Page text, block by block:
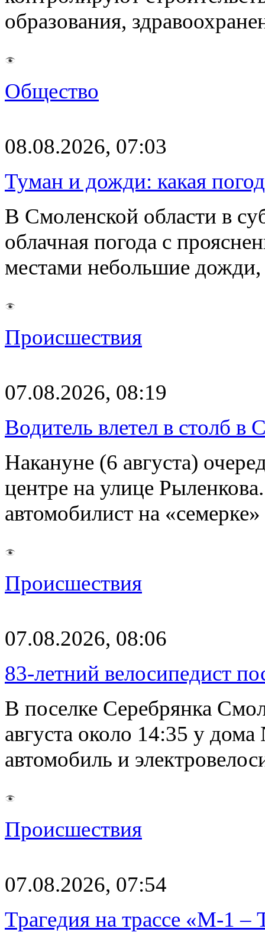
образования,
Общество
08.08.2026, 07:03
Туман и дожди: какая
В Смоленской области в
облачная погода с
местами небольшие
Происшествия
07.08.2026, 08:19
Водитель влетел в столб в
Накануне (6 августа)
центре на улице
автомобилист на
Происшествия
07.08.2026, 08:06
83-летний велосипедист
В поселке Серебрянка
августа около 14:35 у
автомобиль и
Происшествия
07.08.2026, 07:54
Трагедия на трассе «М-1 –